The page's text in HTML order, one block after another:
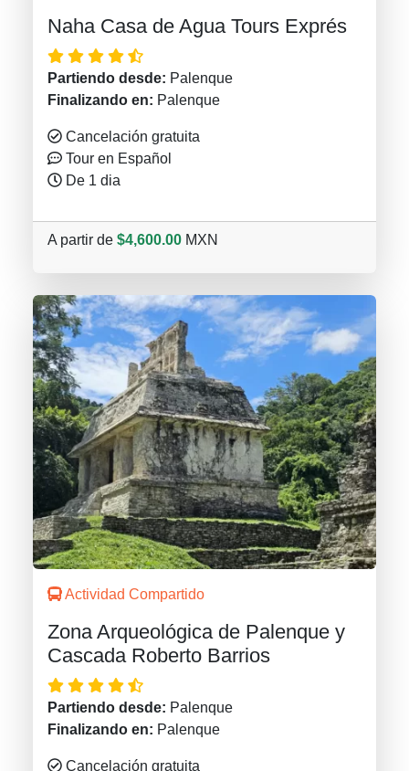
Naha Casa de Agua Tours Exprés
Partiendo desde: Palenque
Finalizando en: Palenque
Cancelación gratuita
Tour en Español
De 1 dia
A partir de $4,600.00 MXN
Actividad Compartido
Zona Arqueológica de Palenque y
Cascada Roberto Barrios
Partiendo desde: Palenque
Finalizando en: Palenque
Cancelación gratuita